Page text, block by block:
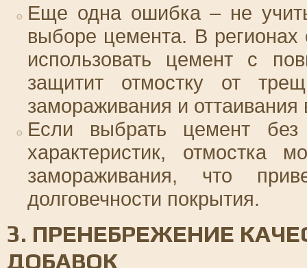
Еще одна ошибка – не
выборе цемента. В
использовать цемент с
защитит отмостку от
замораживания и оттаивания
Если выбрать цемент без
характеристик, отмостка
замораживания, что
долговечности покрытия.
3. ПРЕНЕБРЕЖЕНИЕ
ДОБАВОК